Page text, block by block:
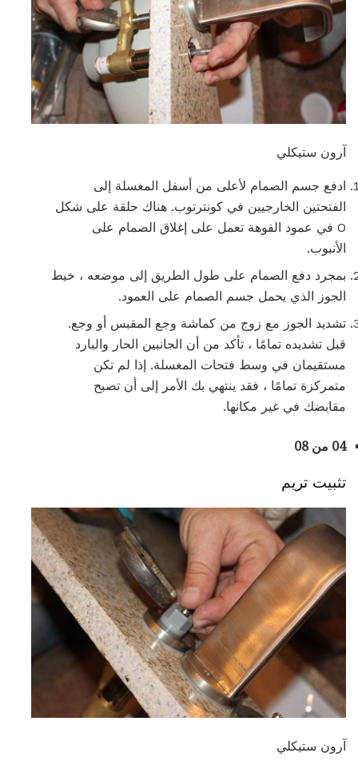
آرون ستيكلي
ادفع جسم الصمام لأعلى من أسفل المغسلة إلى
الفتحتين الخارجيين في كونترتوب. هناك حلقة على شكل
O في عمود الفوهة تعمل على إغلاق الصمام على
الأنبوب.
بمجرد دفع الصمام على طول الطريق إلى موضعه ، خيط
الجوز الذي يحمل جسم الصمام على العمود.
تشديد الجوز مع زوج من كماشة وجع المقبس أو وجع.
قبل تشديده تمامًا ، تأكد من أن الجانبين الحار والبارد
مستقيمان في وسط فتحات المغسلة. إذا لم تكن
متمركزة تمامًا ، فقد ينتهي بك الأمر إلى أن تصبح
مقابضك في غير مكانها.
04 من 08
تثبيت تريم
آرون ستيكلي